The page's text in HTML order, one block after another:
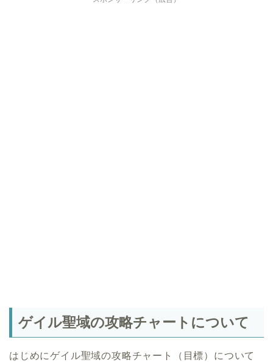
ゲイル聖域の攻略チャートについて
はじめにゲイル聖域の攻略チャート（目標）について